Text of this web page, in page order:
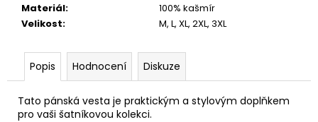
Materiál:
100% kašmír
Velikost: M, L, XL, 2XL, 3XL
Popis Hodnocení Diskuze
Tato pánská vesta je praktickým a stylovým doplňkem
pro vaši šatníkovou kolekci.